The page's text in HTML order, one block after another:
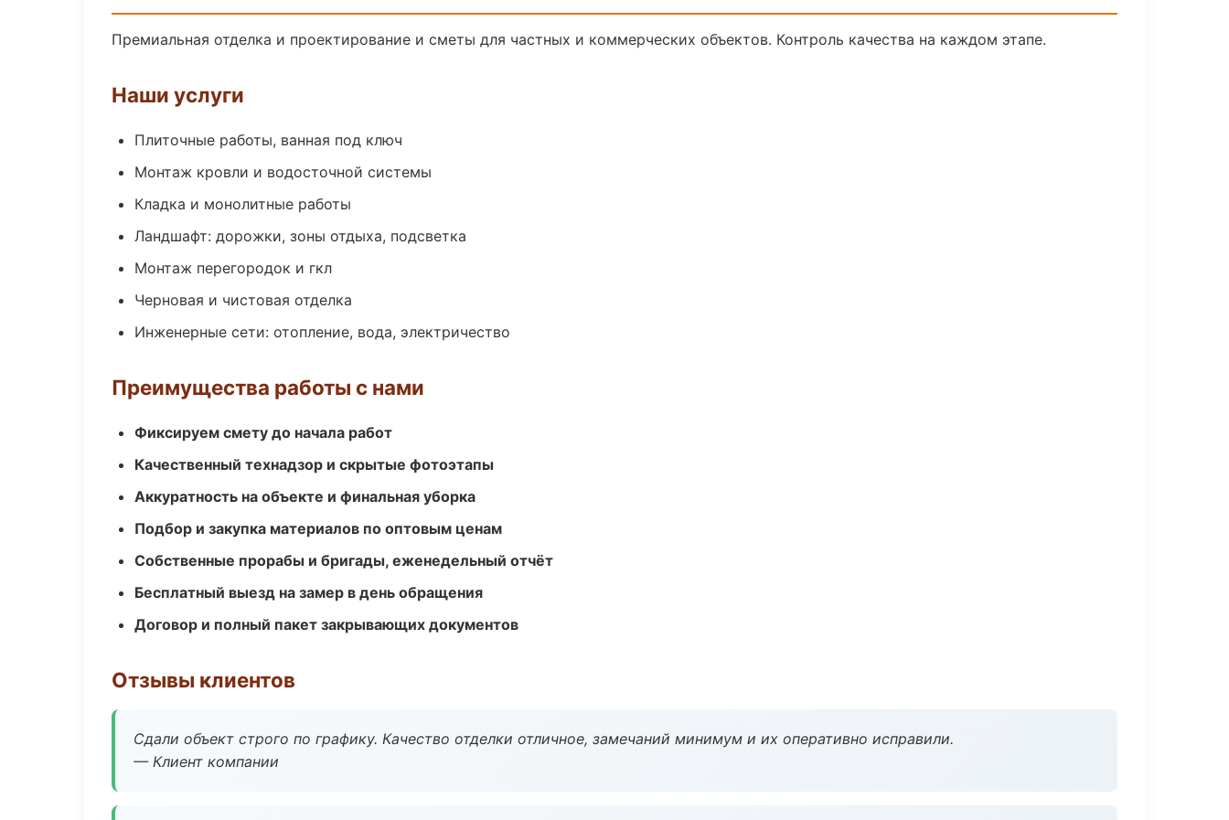
Премиальная отделка и проектирование и сметы для частных и коммерческих объектов. Контроль качества на каждом этапе.
Наши услуги
Плиточные работы, ванная под ключ
Монтаж кровли и водосточной системы
Кладка и монолитные работы
Ландшафт: дорожки, зоны отдыха, подсветка
Монтаж перегородок и гкл
Черновая и чистовая отделка
Инженерные сети: отопление, вода, электричество
Преимущества работы с нами
Фиксируем смету до начала работ
Качественный технадзор и скрытые фотоэтапы
Аккуратность на объекте и финальная уборка
Подбор и закупка материалов по оптовым ценам
Собственные прорабы и бригады, еженедельный отчёт
Бесплатный выезд на замер в день обращения
Договор и полный пакет закрывающих документов
Отзывы клиентов
Сдали объект строго по графику. Качество отделки отличное, замечаний минимум и их оперативно исправили.
— Клиент компании